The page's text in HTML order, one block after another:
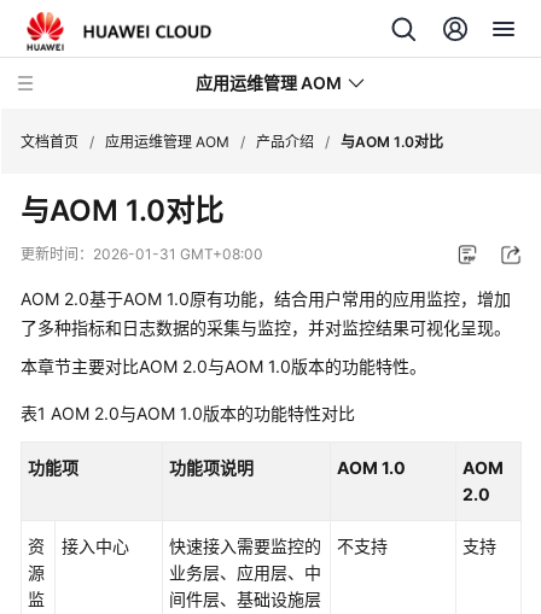
应用运维管理 AOM
最
新
态
品
介
应
文档首页 / 应用运维管理 AOM / 产品介绍 / 与AOM 1.0对比
与AOM 1.0对比
更新时间： 2026-01-31 GMT+08:00
AOM 2.0基于AOM 1.0原有功能，结合用户常用的应用监控，增加
了多种指标和日志数据的采集与监控，并对监控结果可视化呈现。
本章节主要对比AOM 2.0与AOM 1.0版本的功能特性。
表1 AOM 2.0与AOM 1.0版本的功能特性对比
功能项 功能项说明 AOM 1.0
AOM
2.0
资
源
监
接入中心
快速接入需要监控的
业务层、应用层、中
间件层、基础设施层
不支持 支持